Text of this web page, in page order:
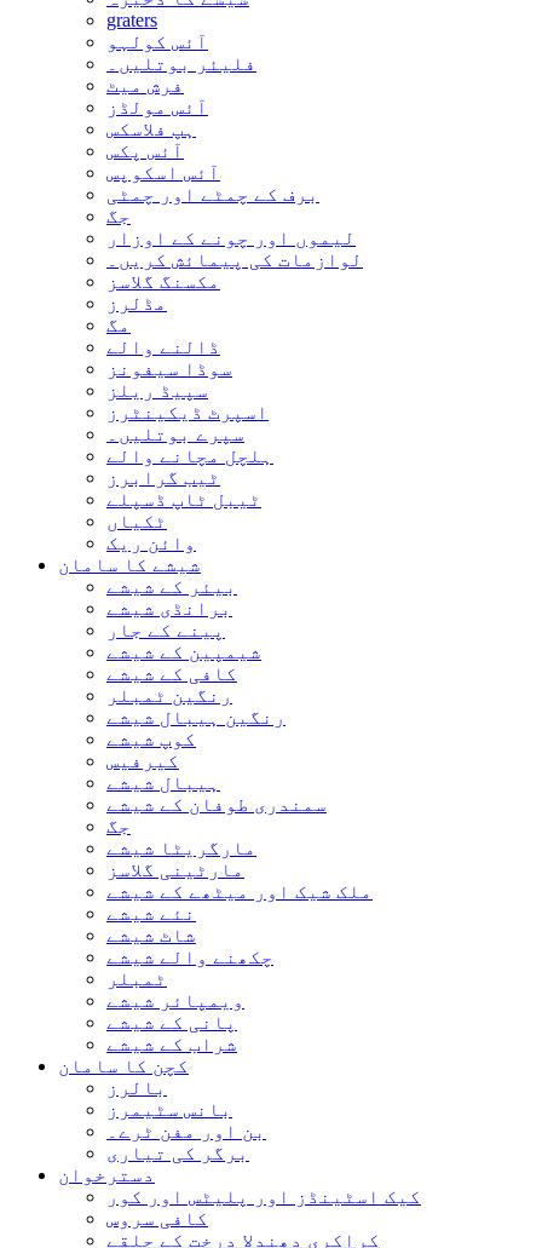
graters
آئس کولہو
فلیئر بوتلیں۔
فرش میٹ
آئس مولڈز
ہپ فلاسکس
آئس پکس
آئس اسکوپس
برف کے چمٹے اور چمٹی
جگ
لیموں اور چونے کے اوزار
لوازمات کی پیمائش کریں۔
مکسنگ گلاسز
مڈلرز
مگ
ڈالنے والے
سوڈا سیفونز
سپیڈ ریلز
اسپرٹ ڈیکینٹرز
سپرے بوتلیں۔
ہلچل مچانے والے
ٹیب گرابرز
ٹیبل ٹاپ ڈسپلے
ٹکیاں
وائن ریک
شیشے کا سامان
بیئر کے شیشے
برانڈی شیشے
پینے کے جار
شیمپین کے شیشے
کافی کے شیشے
رنگین ٹمبلر
رنگین ہیبال شیشے
کوپ شیشے
کیرفیس
ہیبال شیشے
سمندری طوفان کے شیشے
جگ
مارگریٹا شیشے
مارٹینی گلاسز
ملک شیک اور میٹھے کے شیشے
نئے شیشے
شاٹ شیشے
چکھنے والے شیشے
ٹمبلر
ویمپائر شیشے
پانی کے شیشے
شراب کے شیشے
کچن کا سامان
بالرز
بانس سٹیمرز
بن اور مفن ٹرے۔
برگر کی تیاری
دسترخوان
کیک اسٹینڈز اور پلیٹس اور کور
کافی سروس
کراکری دھندلا درخت کے حلقے